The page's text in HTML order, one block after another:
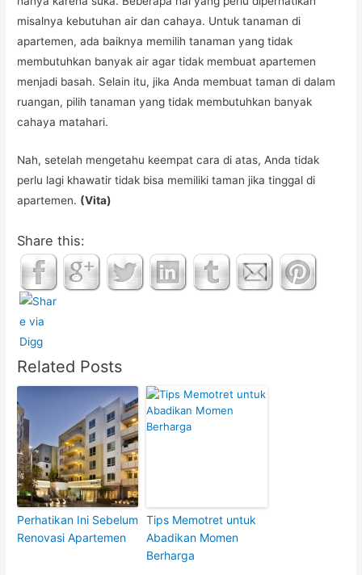
misalnya kebutuhan air dan cahaya. Untuk tanaman di
apartemen, ada baiknya memilih tanaman yang tidak
membutuhkan banyak air agar tidak membuat apartemen
menjadi basah. Selain itu, jika Anda membuat taman di dalam
ruangan, pilih tanaman yang tidak membutuhkan banyak
cahaya matahari.
Nah, setelah mengetahu keempat cara di atas, Anda tidak
perlu lagi khawatir tidak bisa memiliki taman jika tinggal di
apartemen. (Vita)
Share this:
Related Posts
Perhatikan Ini Sebelum
Renovasi Apartemen
Tips Memotret untuk
Abadikan Momen
Berharga